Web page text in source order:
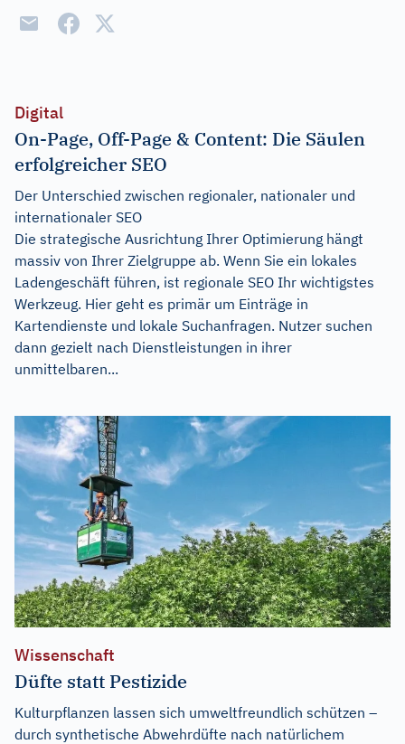
Digital
On-Page, Off-Page & Content: Die Säulen
erfolgreicher SEO
Der Unterschied zwischen regionaler, nationaler und
internationaler SEO
Die strategische Ausrichtung Ihrer Optimierung hängt
massiv von Ihrer Zielgruppe ab. Wenn Sie ein lokales
Ladengeschäft führen, ist regionale SEO Ihr wichtigstes
Werkzeug. Hier geht es primär um Einträge in
Kartendienste und lokale Suchanfragen. Nutzer suchen
dann gezielt nach Dienstleistungen in ihrer
unmittelbaren...
Wissenschaft
Düfte statt Pestizide
Kulturpflanzen lassen sich umweltfreundlich schützen –
durch synthetische Abwehrdüfte nach natürlichem